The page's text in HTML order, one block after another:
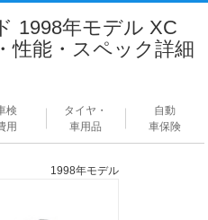
1998年モデル XC
性能・スペック詳細
検
用
タイヤ・
車用品
自動
車保険
1998年モデル